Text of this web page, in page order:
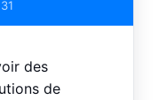
des
de